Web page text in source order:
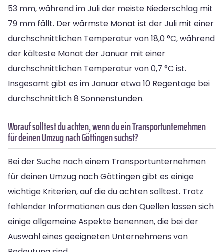
53 mm, während im Juli der meiste Niederschlag mit
79 mm fällt. Der wärmste Monat ist der Juli mit einer
durchschnittlichen Temperatur von 18,0 °C, während
der kälteste Monat der Januar mit einer
durchschnittlichen Temperatur von 0,7 °C ist.
Insgesamt gibt es im Januar etwa 10 Regentage bei
durchschnittlich 8 Sonnenstunden.
Worauf solltest du achten, wenn du ein Transportunternehmen
für deinen Umzug nach Göttingen suchst?
Bei der Suche nach einem Transportunternehmen
für deinen Umzug nach Göttingen gibt es einige
wichtige Kriterien, auf die du achten solltest. Trotz
fehlender Informationen aus den Quellen lassen sich
einige allgemeine Aspekte benennen, die bei der
Auswahl eines geeigneten Unternehmens von